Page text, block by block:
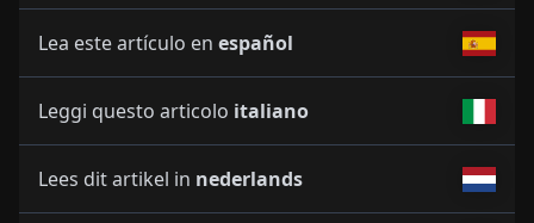
Lea este artículo en español
Leggi questo articolo italiano
Lees dit artikel in nederlands